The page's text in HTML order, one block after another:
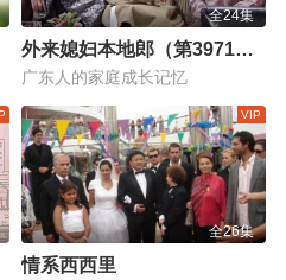
全24集
外来媳妇本地郎（第3971集-3994集）
广东人的家庭成长记忆
全26集
情系西西里